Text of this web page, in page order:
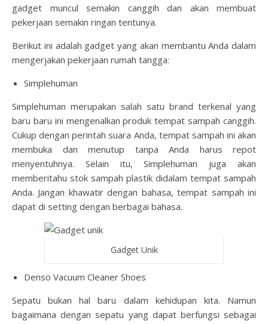
gadget muncul semakin canggih dan akan membuat
pekerjaan semakin ringan tentunya.
Berikut ini adalah gadget yang akan membantu Anda dalam
mengerjakan pekerjaan rumah tangga:
Simplehuman
Simplehuman merupakan salah satu brand terkenal yang
baru baru ini mengenalkan produk tempat sampah canggih.
Cukup dengan perintah suara Anda, tempat sampah ini akan
membuka dan menutup tanpa Anda harus repot
menyentuhnya. Selain itu, Simplehuman juga akan
memberitahu stok sampah plastik didalam tempat sampah
Anda. Jangan khawatir dengan bahasa, tempat sampah ini
dapat di setting dengan berbagai bahasa.
Gadget Unik
Denso Vacuum Cleaner Shoes
Sepatu bukan hal baru dalam kehidupan kita. Namun
bagaimana dengan sepatu yang dapat berfungsi sebagai